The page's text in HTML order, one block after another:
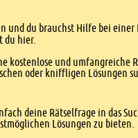
und du brauchst Hilfe bei
du hier.
kostenlose und
oder kniffligen
deine Rätselfrage in das
Lösungen zu bieten.